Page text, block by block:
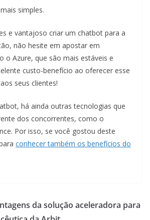
simples.
e vantajoso criar um chatbot para a
não hesite em apostar em
o Azure, que são mais estáveis e
custo-benefício ao oferecer esse
seus clientes!
há ainda outras tecnologias que
dos concorrentes, como o
Por isso, se você gostou deste
conhecer também os benefícios do
da solução aceleradora para